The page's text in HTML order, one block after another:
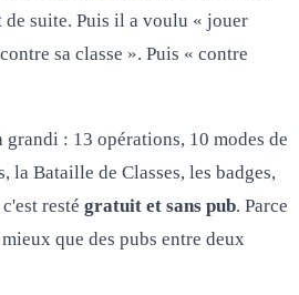
suite. Puis il a voulu « jouer
sa classe ». Puis « contre
: 13 opérations, 10 modes de
la Bataille de Classes, les badges,
resté gratuit et sans pub. Parce
que des pubs entre deux